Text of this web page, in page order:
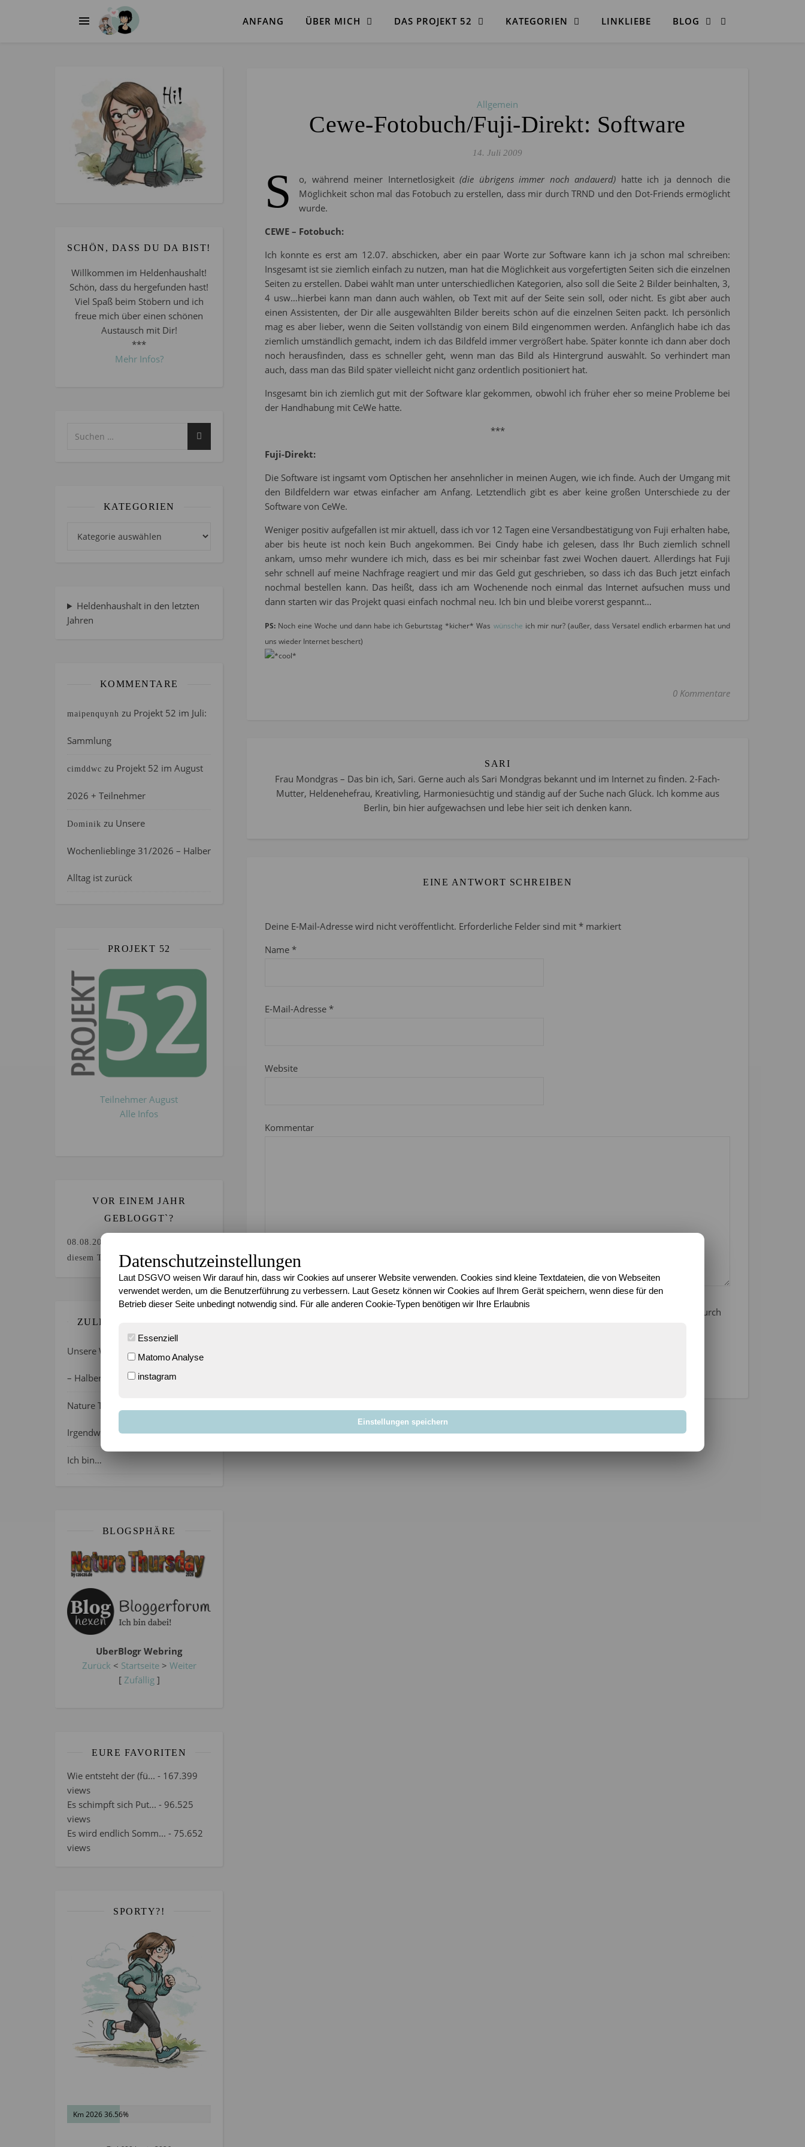
ANFANG ÜBER MICH DAS PROJEKT 52 KATEGORIEN LINKLIEBE BLOG
SCHÖN, DASS DU DA BIST!
Willkommen im Heldenhaushalt!
Schön, dass du hergefunden hast!
Viel Spaß beim Stöbern und ich
freue mich über einen schönen
Austausch mit Dir!
***
Mehr Infos?
KATEGORIEN
Heldenhaushalt in den letzten
Jahren
KOMMENTARE
maipenquynh zu Projekt 52 im Juli:
Sammlung
cimddwc zu Projekt 52 im August
2026 + Teilnehmer
Dominik zu Unsere
Wochenlieblinge 31/2026 – Halber
Alltag ist zurück
PROJEKT 52
Teilnehmer August
Alle Infos
VOR EINEM JAHR
GEBLOGGT`?
08.08.2025
diesem Tag.
ZULETZT GEBLOGGT…
Unsere Wochenlieblinge 31/2026
– Halber Alltag ist zurück
Nature Thursday 21/2026 –
Irgendwie wie April, oder?
Ich bin…
BLOGSPHÄRE
UberBlogr Webring
Zurück < Startseite> Weiter
[ Zufällig]
EURE FAVORITEN
Wie entsteht der (fü... - 167.399
views
Es schimpft sich Put... - 96.525
views
Es wird endlich Somm... - 75.652
views
SPORTY?!
Km 2026 36.56%
Allgemein
Cewe-Fotobuch/Fuji-Direkt: Software
14. Juli 2009
S o, während meiner Internetlosigkeit(die übrigens immer noch andauerd) hatte ich ja dennoch die
Möglichkeit schon mal das Fotobuch zu erstellen, dass mir durch TRND und den Dot-Friends ermöglicht
wurde.
CEWE – Fotobuch:
Ich konnte es erst am 12.07. abschicken, aber ein paar Worte zur Software kann ich ja schon mal schreiben:
Insgesamt ist sie ziemlich einfach zu nutzen, man hat die Möglichkeit aus vorgefertigten Seiten sich die einzelnen
Seiten zu erstellen. Dabei wählt man unter unterschiedlichen Kategorien, also soll die Seite 2 Bilder beinhalten, 3,
4 usw…hierbei kann man dann auch wählen, ob Text mit auf der Seite sein soll, oder nicht. Es gibt aber auch
einen Assistenten, der Dir alle ausgewählten Bilder bereits schön auf die einzelnen Seiten packt. Ich persönlich
mag es aber lieber, wenn die Seiten vollständig von einem Bild eingenommen werden. Anfänglich habe ich das
ziemlich umständlich gemacht, indem ich das Bildfeld immer vergrößert habe. Später konnte ich dann aber doch
noch herausfinden, dass es schneller geht, wenn man das Bild als Hintergrund auswählt. So verhindert man
auch, dass man das Bild später vielleicht nicht ganz ordentlich positioniert hat.
Insgesamt bin ich ziemlich gut mit der Software klar gekommen, obwohl ich früher eher so meine Probleme bei
der Handhabung mit CeWe hatte.
***
Fuji-Direkt:
Die Software ist ingsamt vom Optischen her ansehnlicher in meinen Augen, wie ich finde. Auch der Umgang mit
den Bildfeldern war etwas einfacher am Anfang. Letztendlich gibt es aber keine großen Unterschiede zu der
Software von CeWe.
Weniger positiv aufgefallen ist mir aktuell, dass ich vor 12 Tagen eine Versandbestätigung von Fuji erhalten habe,
aber bis heute ist noch kein Buch angekommen. Bei Cindy habe ich gelesen, dass Ihr Buch ziemlich schnell
ankam, umso mehr wundere ich mich, dass es bei mir scheinbar fast zwei Wochen dauert. Allerdings hat Fuji
sehr schnell auf meine Nachfrage reagiert und mir das Geld gut geschrieben, so dass ich das Buch jetzt einfach
nochmal bestellen kann. Das heißt, dass ich am Wochenende noch einmal das Internet aufsuchen muss und
dann starten wir das Projekt quasi einfach nochmal neu. Ich bin und bleibe vorerst gespannt…
PS: Noch eine Woche und dann habe ich Geburtstag *kicher* Was wünsche ich mir nur? (außer, dass Versatel endlich erbarmen hat und
uns wieder Internet beschert)
0 Kommentare
SARI
Frau Mondgras – Das bin ich, Sari. Gerne auch als Sari Mondgras bekannt und im Internet zu finden. 2-Fach-
Mutter, Heldenehefrau, Kreativling, Harmoniesüchtig und ständig auf der Suche nach Glück. Ich komme aus
Berlin, bin hier aufgewachsen und lebe hier seit ich denken kann.
EINE ANTWORT SCHREIBEN
Deine E-Mail-Adresse wird nicht veröffentlicht. Erforderliche Felder sind mit * markiert
Name *
E-Mail-Adresse *
Website
Kommentar
Mit der Nutzung dieses Formulars erklärst du dich mit der Speicherung und Verarbeitung deiner Daten durch
Datenschutzeinstellungen
Laut DSGVO weisen Wir darauf hin, dass wir Cookies auf unserer Website verwenden. Cookies sind kleine Textdateien, die von Webseiten
verwendet werden, um die Benutzerführung zu verbessern. Laut Gesetz können wir Cookies auf Ihrem Gerät speichern, wenn diese für den
Betrieb dieser Seite unbedingt notwendig sind. Für alle anderen Cookie-Typen benötigen wir Ihre Erlaubnis
Essenziell
Matomo Analyse
instagram
Einstellungen speichern